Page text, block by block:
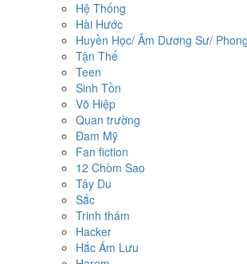
Hệ Thống
Hài Hước
Huyền Học/ Âm Dương Sư/
Tận Thế
Teen
Sinh Tồn
Võ Hiệp
Quan trường
Đam Mỹ
Fan fiction
12 Chòm Sao
Tây Du
Sắc
Trinh thám
Hacker
Hắc Ám Lưu